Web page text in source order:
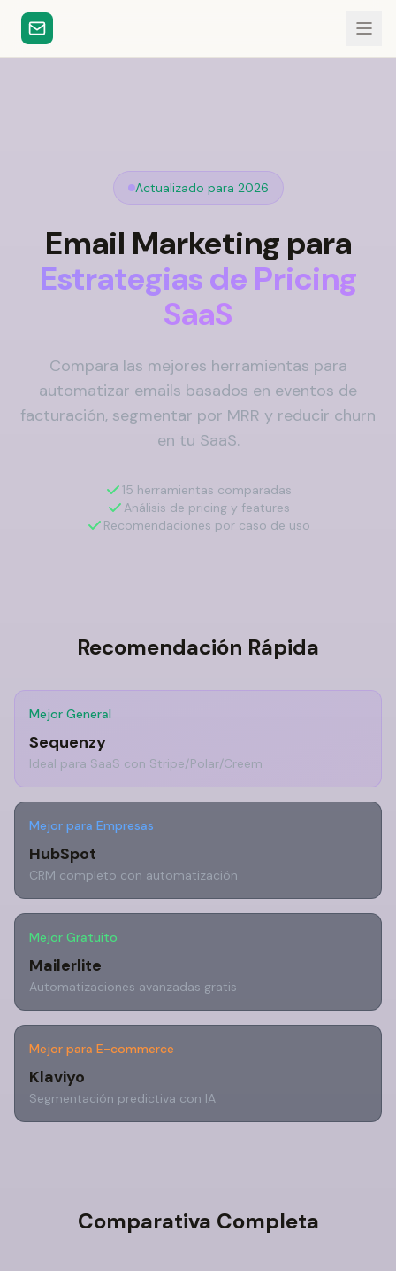
Actualizado para 2026
Email Marketing para
Estrategias de Pricing
SaaS
Compara las mejores herramientas para
automatizar emails basados en eventos de
facturación, segmentar por MRR y reducir churn
en tu SaaS.
15 herramientas comparadas
Análisis de pricing y features
Recomendaciones por caso de uso
Recomendación Rápida
Mejor General
Sequenzy
Ideal para SaaS con Stripe/Polar/Creem
Mejor para Empresas
HubSpot
CRM completo con automatización
Mejor Gratuito
Mailerlite
Automatizaciones avanzadas gratis
Mejor para E-commerce
Klaviyo
Segmentación predictiva con IA
Comparativa Completa